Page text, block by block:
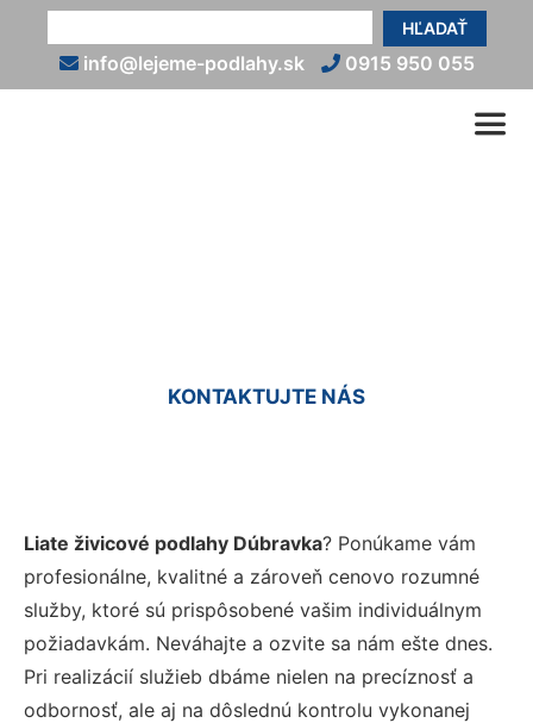
HĽADAŤ
info@lejeme-podlahy.sk 0915 950 055
KONTAKTUJTE NÁS
Liate živicové podlahy Dúbravka? Ponúkame vám
profesionálne, kvalitné a zároveň cenovo rozumné
služby, ktoré sú prispôsobené vašim individuálnym
požiadavkám. Neváhajte a ozvite sa nám ešte dnes.
Pri realizácií služieb dbáme nielen na precíznosť a
odbornosť, ale aj na dôslednú kontrolu vykonanej